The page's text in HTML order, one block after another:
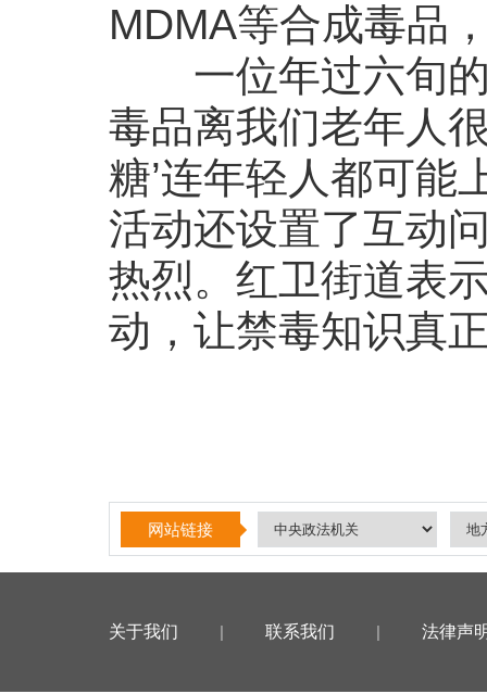
MDMA等合成毒品
一位年过六旬的
毒品离我们老年人
糖’连年轻人都可能
活动还设置了互动
热烈。红卫街道表
动，让禁毒知识真
网站链接
关于我们 | 联系我们 | 法律声